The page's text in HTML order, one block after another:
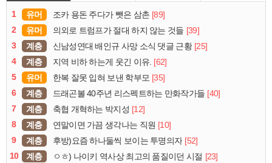
1 유머 조카 용돈 주다가 뺏은 삼촌 [89]
2
유머 의외로 트럼프가 절대 하지 않는 것들 [39]
3
계층 신남성연대 배인규 사망 소식 댓글 근황 [25]
4
계층 지역 비하 하는게 웃긴 이유. [62]
5
유머 한복 잘못 입혀 보낸 학부모 [35]
6
계층 드래곤볼 40주년 리스펙트하는 만화작가들 [40]
7
계층 축협 개혁하는 박지성 [12]
8
계층 연말이면 가끔 생각나는 직원 [10]
9
계층 후방)요즘 하나둘씩 보이는 투명의자 [52]
10
계층 ㅇㅎ) 나이키 역사상 최고의 품질이던 시절 [23]